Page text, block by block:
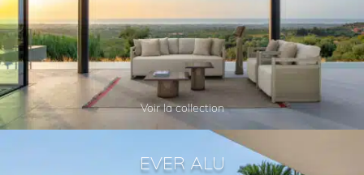
Voir la collection
EVER ALU